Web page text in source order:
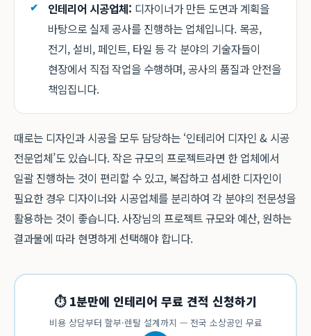
인테리어 시공업체: 디자이너가 만든 도면과 계획을
바탕으로 실제 공사를 진행하는 업체입니다. 목공,
전기, 설비, 페인트, 타일 등 각 분야의 기술자들이
현장에서 직접 작업을 수행하며, 공사의 품질과 안전을
책임집니다.
때로는 디자인과 시공을 모두 담당하는 ‘인테리어 디자인 & 시공
전문업체’도 있습니다. 작은 규모의 프로젝트라면 한 업체에서
일괄 진행하는 것이 편리할 수 있고, 복잡하고 섬세한 디자인이
필요한 경우 디자이너와 시공업체를 분리하여 각 분야의 전문성을
활용하는 것이 좋습니다. 사장님의 프로젝트 규모와 예산, 원하는
결과물에 따라 현명하게 선택해야 합니다.
⏱ 1분만에 인테리어 무료 견적 신청하기
비용 상담부터 할부·렌탈 설계까지 — 전국 소상공인 무료